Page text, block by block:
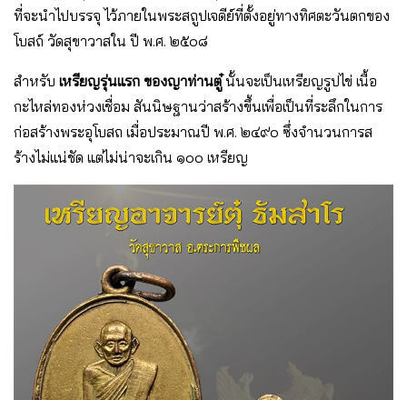
ที่จะนําไปบรรจุ ไว้ภายในพระสถูปเจดีย์ที่ตั้งอยู่ทางทิศตะวันตกของ
โบสถ์ วัดสุขาวาสใน ปี พ.ศ. ๒๕๐๘
สําหรับ เหรียญรุ่นแรก ของญาท่านตู๋นั้นจะเป็นเหรียญรูปไข่ เนื้อ
กะไหล่ทองห่วงเชื่อม สันนิษฐานว่าสร้างขึ้นเพื่อเป็นที่ระลึกในการ
ก่อสร้างพระอุโบสถ เมื่อประมาณปี พ.ศ. ๒๔๙๐ ซึ่งจํานวนการส
ร้างไม่แน่ชัด แต่ไม่น่าจะเกิน ๑๐๐ เหรียญ